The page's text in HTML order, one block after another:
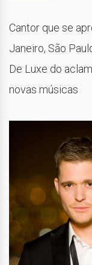
Cantor que se
Janeiro, São
De Luxe do
novas músicas